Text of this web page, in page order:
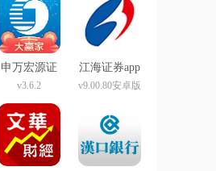
申万宏源证
券app官方版
v3.6.2
江海证券app
最新版
v9.00.80安卓版